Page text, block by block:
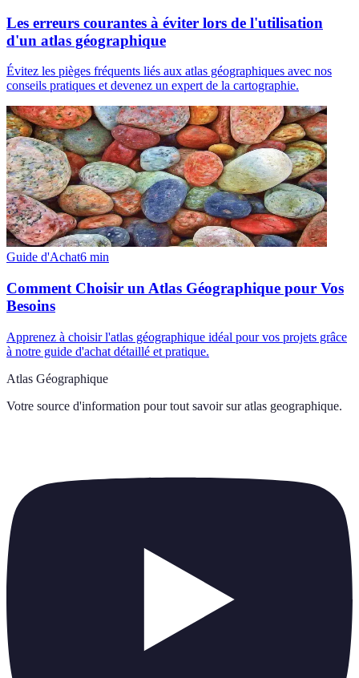
Les erreurs courantes à éviter lors de l'utilisation
d'un atlas géographique
Évitez les pièges fréquents liés aux atlas géographiques avec nos
conseils pratiques et devenez un expert de la cartographie.
Guide d'Achat6 min
Comment Choisir un Atlas Géographique pour Vos
Besoins
Apprenez à choisir l'atlas géographique idéal pour vos projets grâce
à notre guide d'achat détaillé et pratique.
Atlas Géographique
Votre source d'information pour tout savoir sur atlas geographique.